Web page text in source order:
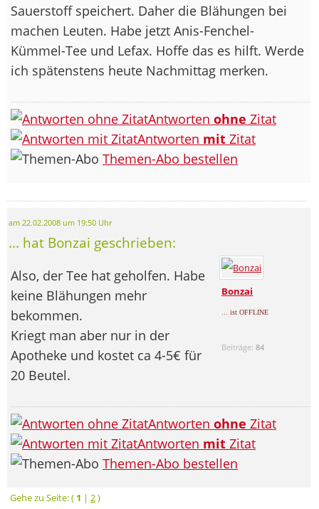
Sauerstoff speichert. Daher die Blähungen bei
machen Leuten. Habe jetzt Anis-Fenchel-
Kümmel-Tee und Lefax. Hoffe das es hilft. Werde
ich spätenstens heute Nachmittag merken.
Antworten ohne Zitat
Antworten mit Zitat
Themen-Abo bestellen
am 22.02.2008 um 19:50 Uhr
... hat Bonzai geschrieben:
Bonzai
... ist OFFLINE
Beiträge:84
Also, der Tee hat geholfen. Habe
keine Blähungen mehr
bekommen.
Kriegt man aber nur in der
Apotheke und kostet ca 4-5€ für
20 Beutel.
Antworten ohne Zitat
Antworten mit Zitat
Themen-Abo bestellen
Gehe zu Seite: ( 1 | 2)